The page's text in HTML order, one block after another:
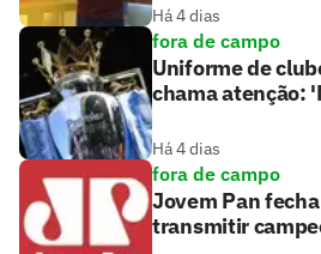
Há 4 dias
fora de campo
Uniforme de
chama atenção:
Há 4 dias
fora de campo
Jovem Pan
transmitir